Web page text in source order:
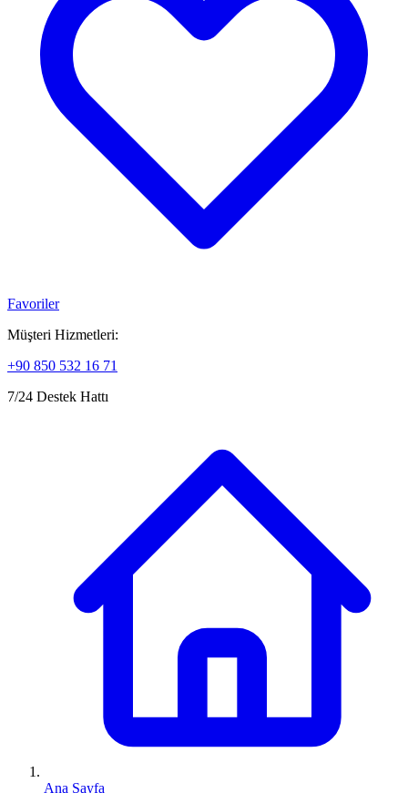
Favoriler
Müşteri Hizmetleri:
+90 850 532 16 71
7/24 Destek Hattı
Ana Sayfa